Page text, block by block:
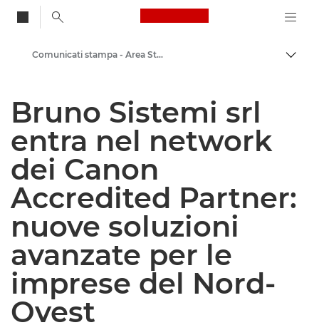
Canon Logo, back
Area stampa
Comunicati stampa - Area Stampa di Canon
Bruno Sistemi srl
entra nel network
dei Canon
Accredited Partner:
nuove soluzioni
avanzate per le
imprese del Nord-
Ovest